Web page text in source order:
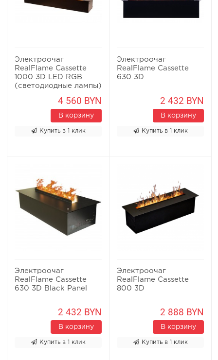
Электроочаг
RealFlame Cassette
1000 3D LED RGB
(светодиодные лампы)
4 560 BYN
В корзину
Купить в 1 клик
Электроочаг
RealFlame Cassette
630 3D
2 432 BYN
В корзину
Купить в 1 клик
Электроочаг
RealFlame Cassette
630 3D Black Panel
2 432 BYN
В корзину
Купить в 1 клик
Электроочаг
RealFlame Cassette
800 3D
2 888 BYN
В корзину
Купить в 1 клик